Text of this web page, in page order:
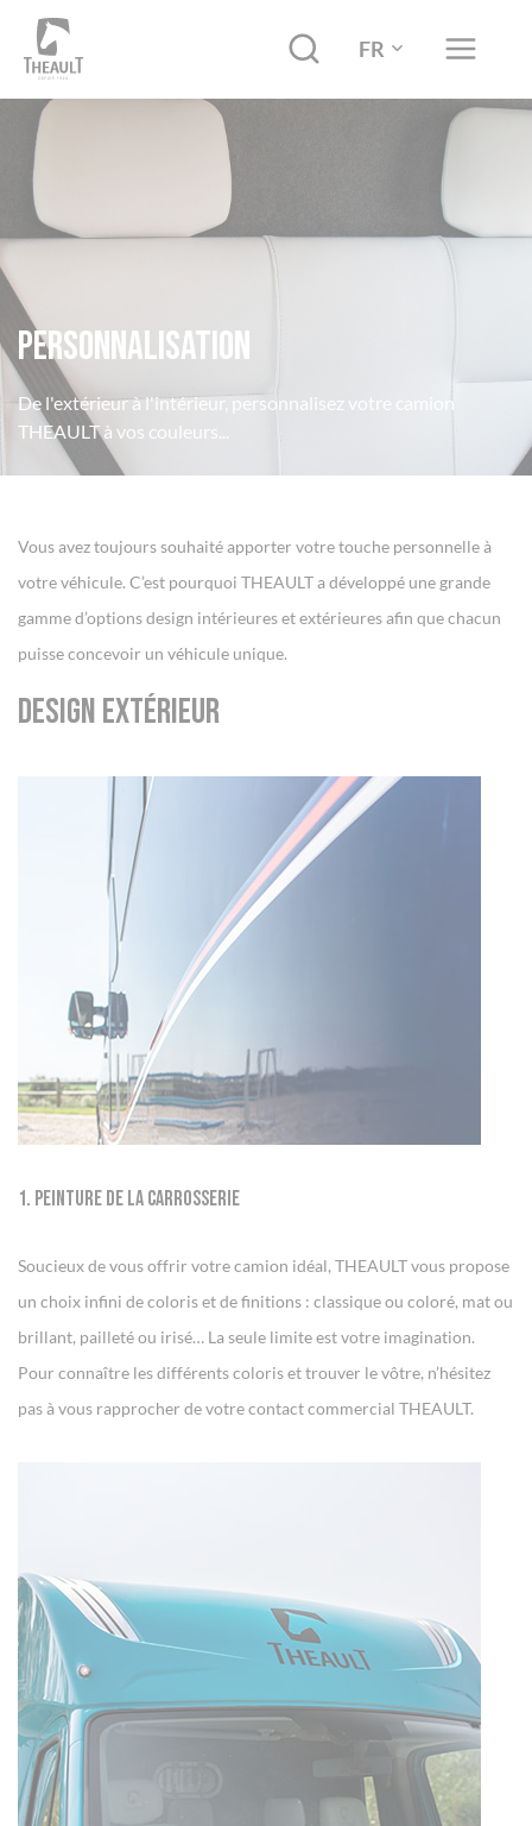
FR
Personnalisation
De l'extérieur à l'intérieur, personnalisez votre camion
THEAULT à vos couleurs...
Vous avez toujours souhaité apporter votre touche personnelle à
votre véhicule. C’est pourquoi THEAULT a développé une grande
gamme d’options design intérieures et extérieures afin que chacun
puisse concevoir un véhicule unique.
Design extérieur
1. Peinture de la carrosserie
Soucieux de vous offrir votre camion idéal, THEAULT vous propose
un choix infini de coloris et de finitions : classique ou coloré, mat ou
brillant, pailleté ou irisé… La seule limite est votre imagination.
Pour connaître les différents coloris et trouver le vôtre, n’hésitez
pas à vous rapprocher de votre contact commercial THEAULT.